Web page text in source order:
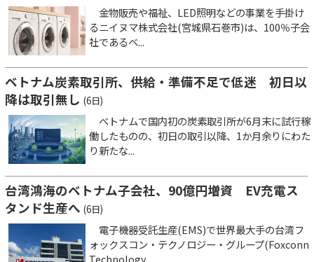
金物販売や福祉、LED照明などの事業を手掛け
るニイヌマ株式会社(宮城県石巻市)は、100％子会
社であるベ...
ベトナム炭素取引所、供給・準備不足で低迷 初日以
降は取引無し (6日)
ベトナムで国内初の炭素取引所が6月末に試行稼
働したものの、初日の取引以降、1か月余りにわた
り新たな...
台湾鴻海のベトナム子会社、90億円増資 EV充電ス
タンド生産へ (6日)
電子機器受託生産(EMS)で世界最大手の台湾フ
ォックスコン・テクノロジー・グループ(Foxconn
Technology...